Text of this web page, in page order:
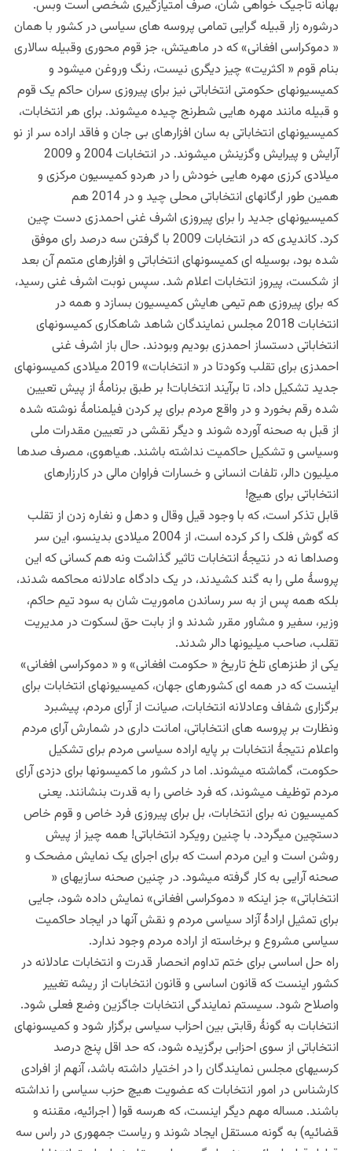
بهانه تاجیک خواهی شان، صرف امتیازگیری شخصی است وبس.
درشوره زار قبیله گرایی تمامی پروسه های سیاسی در کشور با همان
« دموکراسی افغانی» که در ماهیتش، جز قوم محوری وقبیله سالاری
بنام قوم « اکثریت» چیز دیگری نیست، رنگ وروغن میشود و
کمیسیونهای حکومتی انتخاباتی نیز برای پیروزی سران حاکم یک قوم
و قبیله مانند مهره هایی شطرنج چیده میشوند. برای هر انتخابات،
کمیسیونهای انتخاباتی به سان افزارهای بی جان و فاقد اراده سر از نو
آرایش و پیرایش وگزینش میشوند. در انتخابات 2004 و 2009
میلادی کرزی مهره هایی خودش را در هردو کمیسیون مرکزی و
همین طور ارگانهای انتخاباتی محلی چید و در 2014 هم
کمیسیونهای جدید را برای پیروزی اشرف غنی احمدزی دست چین
کرد. کاندیدی که در انتخابات 2009 با گرفتن سه درصد رای موفق
شده بود، بوسیله ای کمیسونهای انتخاباتی و افزارهای متمم آن بعد
از شکست، پیروز انتخابات اعلام شد. سپس نوبت اشرف غنی رسید،
که برای پیروزی هم تیمی هایش کمیسیون بسازد و همه در
انتخابات 2018 مجلس نمایندگان شاهد شاهکاری کمیسونهای
انتخاباتی دستساز احمدزی بودیم وبودند. حال باز اشرف غنی
احمدزی برای تقلب وکودتا در « انتخابات» 2019 میلادی کمیسونهای
جدید تشکیل داد، تا برآیند انتخابات! بر طبق برنامۀ از پیش تعیین
شده رقم بخورد و در واقع مردم برای پر کردن فیلمنامۀ نوشته شده
از قبل به صحنه آورده شوند و دیگر نقشی در تعیین مقدرات ملی
وسیاسی و تشکیل حاکمیت نداشته باشند. هیاهوی، مصرف صدها
میلیون دالر، تلفات انسانی و خسارات فراوان مالی در کارزارهای
انتخاباتی برای هیچ!
قابل تذکر است، که با وجود قیل وقال و دهل و نغاره زدن از تقلب
که گوش فلک را کر کرده است، از 2004 میلادی بدینسو، این سر
وصداها نه در نتیجۀ انتخابات تاثیر گذاشت ونه هم کسانی که این
پروسۀ ملی را به گند کشیدند، در یک دادگاه عادلانه محاکمه شدند،
بلکه همه پس از به سر رساندن ماموریت شان به سود تیم حاکم،
وزیر، سفیر و مشاور مقرر شدند و از بابت حق لسکوت در مدیریت
تقلب، صاحب میلیونها دالر شدند.
یکی از طنزهای تلخ تاریخ « حکومت افغانی» و « دموکراسی افغانی»
اینست که در همه ای کشورهای جهان، کمیسیونهای انتخابات برای
برگزاری شفاف وعادلانه انتخابات، صیانت از آرای مردم، پیشبرد
ونظارت بر پروسه های انتخاباتی، امانت داری در شمارش آرای مردم
واعلام نتیجۀ انتخابات بر پایه اراده سیاسی مردم برای تشکیل
حکومت، گماشته میشوند. اما در کشور ما کمیسونها برای دزدی آرای
مردم توظیف میشوند، که فرد خاصی را به قدرت بنشانند. یعنی
کمیسیون نه برای انتخابات، بل برای پیروزی فرد خاص و قوم خاص
دستچین میگردد. با چنین رویکرد انتخاباتی! همه چیز از پیش
روشن است و این مردم است که برای اجرای یک نمایش مضحک و
صحنه آرایی به کار گرفته میشود. در چنین صحنه سازیهای «
انتخاباتی» جز اینکه « دموکراسی افغانی» نمایش داده شود، جایی
برای تمثیل ارادۀ آزاد سیاسی مردم و نقش آنها در ایجاد حاکمیت
سیاسی مشروع و برخاسته از اراده مردم وجود ندارد.
راه حل اساسی برای ختم تداوم انحصار قدرت و انتخابات عادلانه در
کشور اینست که قانون اساسی و قانون انتخابات از ریشه تغییر
واصلاح شود. سیستم نمایندگی انتخابات جاگزین وضع فعلی شود.
انتخابات به گونۀ رقابتی بین احزاب سیاسی برگزار شود و کمیسونهای
انتخاباتی از سوی احزابی برگزیده شود، که حد اقل پنج درصد
کرسیهای مجلس نمایندگان را در اختیار داشته باشد، آنهم از افرادی
کارشناس در امور انتخابات که عضویت هیچ حزب سیاسی را نداشته
باشند. مساله مهم دیگر اینست، که هرسه قوا ( اجرائیه، مقننه و
قضائیه) به گونه مستقل ایجاد شوند و ریاست جمهوری در راس سه